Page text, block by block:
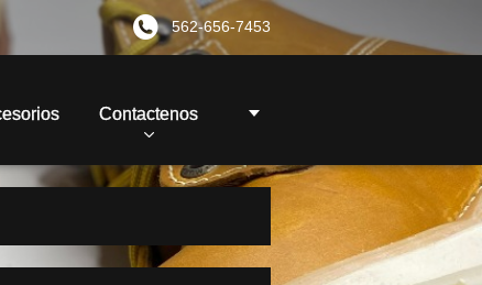
562-656-7453
Contactenos